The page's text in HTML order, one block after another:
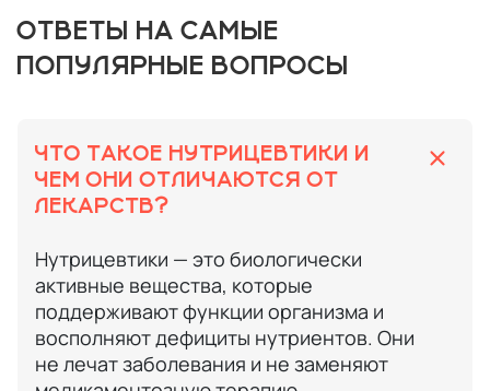
ОТВЕТЫ НА САМЫЕ
ПОПУЛЯРНЫЕ ВОПРОСЫ
ЧТО ТАКОЕ НУТРИЦЕВТИКИ И
ЧЕМ ОНИ ОТЛИЧАЮТСЯ ОТ
ЛЕКАРСТВ?
Нутрицевтики — это биологически
активные вещества, которые
поддерживают функции организма и
восполняют дефициты нутриентов. Они
не лечат заболевания и не заменяют